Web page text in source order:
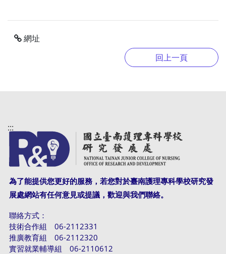
網址
:::
為了能提供您更好的服務，若您對於臺南護理專科學校研究發
展處網站有任何意見或提議，歡迎與我們聯絡。
聯絡方式：
技術合作組 06-2112331
推廣教育組 06-2112320
實習就業輔導組 06-2110612